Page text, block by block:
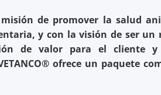
de promover la salud
y con la visión de ser un
de valor para el cliente
ofrece un paquete